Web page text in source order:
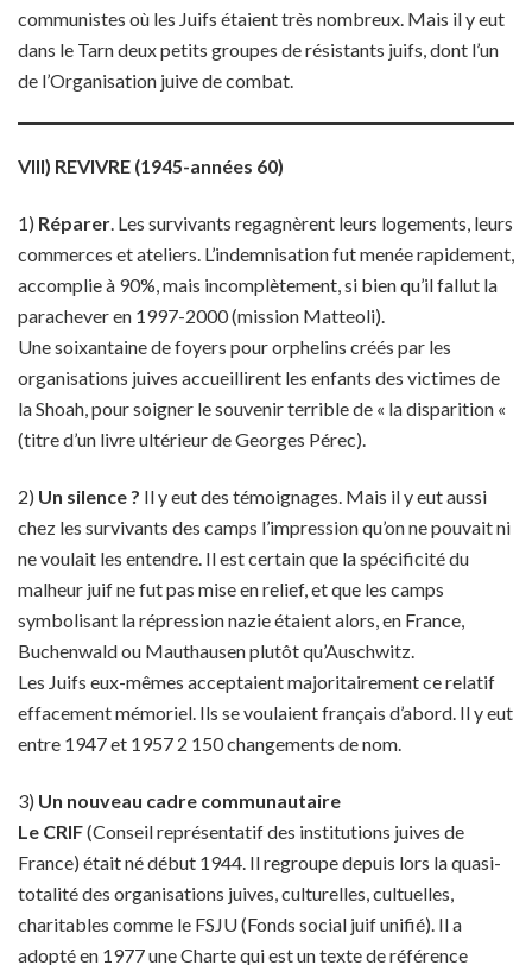
communistes où les Juifs étaient très nombreux. Mais il y eut
dans le Tarn deux petits groupes de résistants juifs, dont l’un
de l’Organisation juive de combat.
VIII) REVIVRE (1945-années 60)
1) Réparer. Les survivants regagnèrent leurs logements, leurs
commerces et ateliers. L’indemnisation fut menée rapidement,
accomplie à 90%, mais incomplètement, si bien qu’il fallut la
parachever en 1997-2000 (mission Matteoli).
Une soixantaine de foyers pour orphelins créés par les
organisations juives accueillirent les enfants des victimes de
la Shoah, pour soigner le souvenir terrible de « la disparition «
(titre d’un livre ultérieur de Georges Pérec).
2) Un silence ? Il y eut des témoignages. Mais il y eut aussi
chez les survivants des camps l’impression qu’on ne pouvait ni
ne voulait les entendre. Il est certain que la spécificité du
malheur juif ne fut pas mise en relief, et que les camps
symbolisant la répression nazie étaient alors, en France,
Buchenwald ou Mauthausen plutôt qu’Auschwitz.
Les Juifs eux-mêmes acceptaient majoritairement ce relatif
effacement mémoriel. Ils se voulaient français d’abord. Il y eut
entre 1947 et 1957 2 150 changements de nom.
3) Un nouveau cadre communautaire
Le CRIF(Conseil représentatif des institutions juives de
France) était né début 1944. Il regroupe depuis lors la quasi-
totalité des organisations juives, culturelles, cultuelles,
charitables comme le FSJU (Fonds social juif unifié). Il a
adopté en 1977 une Charte qui est un texte de référence